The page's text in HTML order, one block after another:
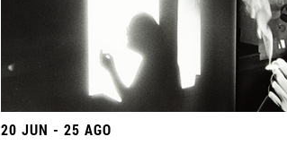
20 JUN - 25 AGO